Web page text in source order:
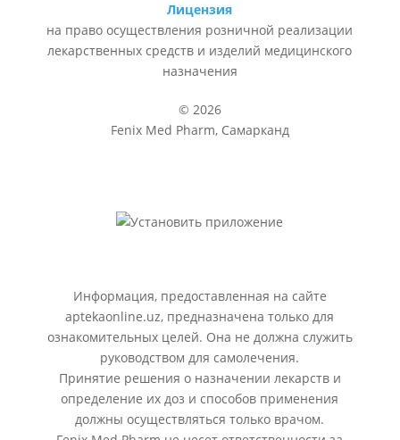
Лицензия
на право осуществления розничной реализации
лекарственных средств и изделий медицинского
назначения
© 2026
Fenix Med Pharm, Самарканд
Информация, предоставленная на сайте
aptekaonline.uz, предназначена только для
ознакомительных целей. Она не должна служить
руководством для самолечения.
Принятие решения о назначении лекарств и
определение их доз и способов применения
должны осуществляться только врачом.